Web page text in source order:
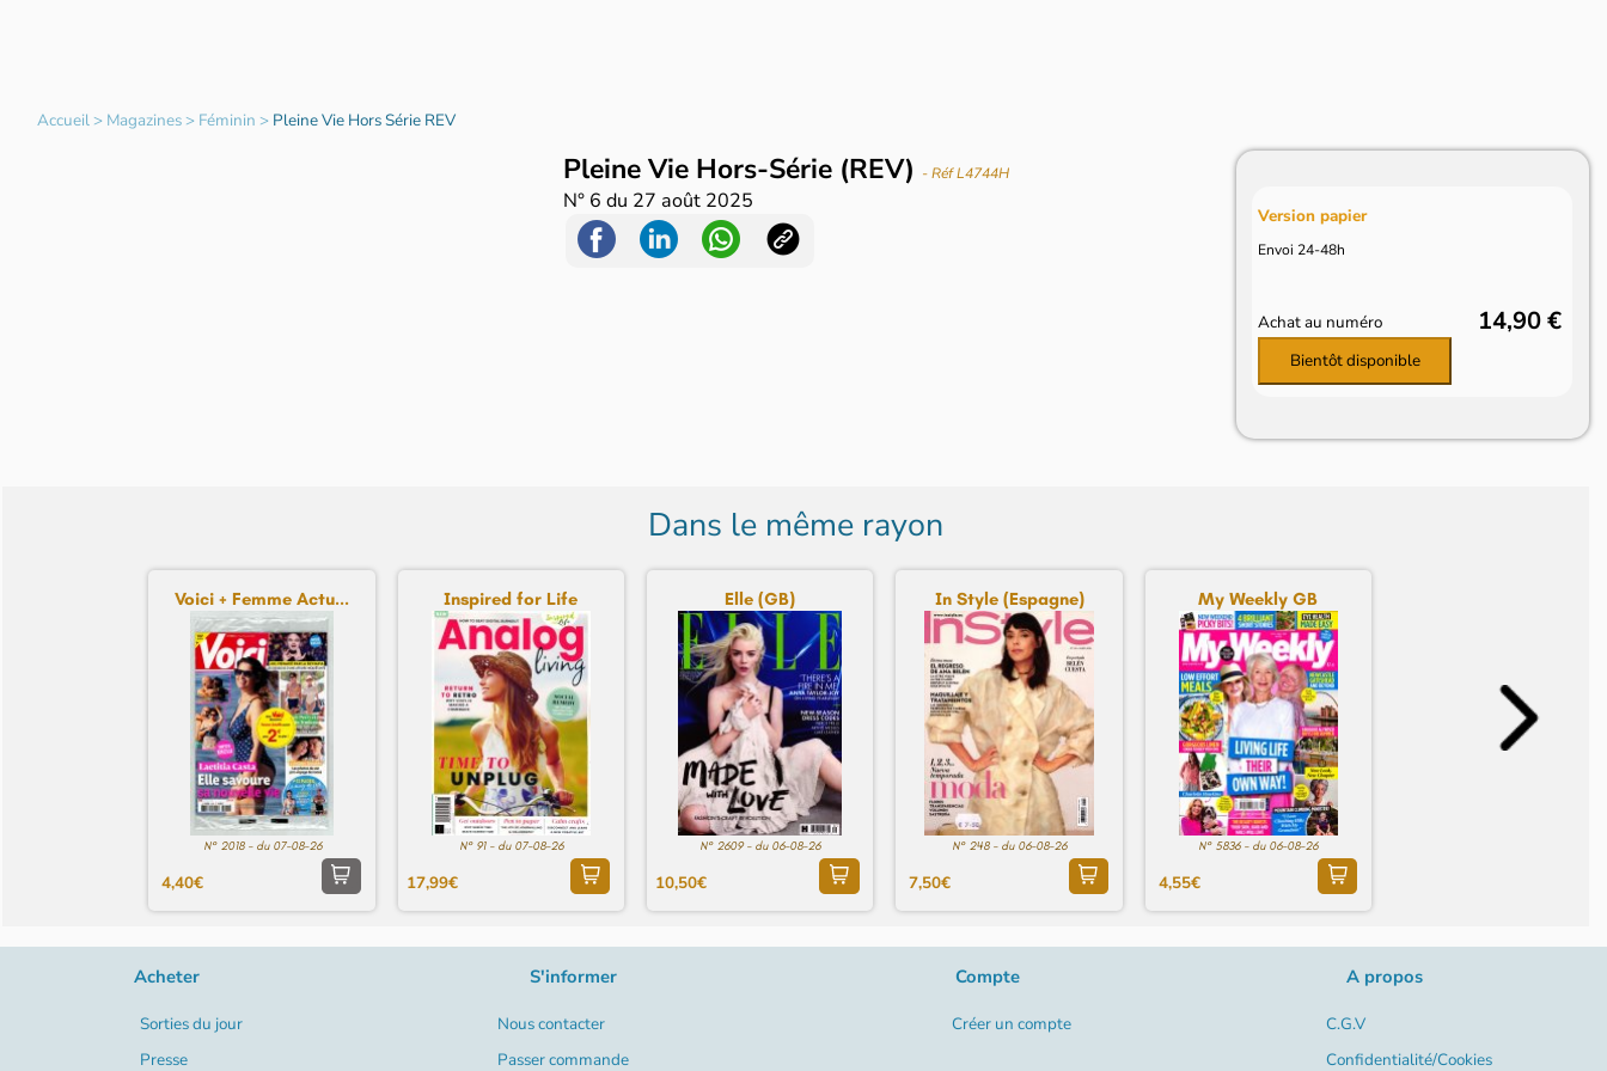
Accueil> Magazines> Féminin > Pleine Vie Hors Série REV
Pleine Vie Hors-Série (REV) - Réf L4744H
N° 6 du 27 août 2025
Version papier
Envoi 24-48h
Achat au numéro 14,90 €
Bientôt disponible
Dans le même rayon
Voici + Femme Actu...
N° 2018 - du 07-08-26
4,40€
Inspired for Life
N° 91 - du 07-08-26
17,99€
Elle (GB)
N° 2609 - du 06-08-26
10,50€
In Style (Espagne)
N° 248 - du 06-08-26
7,50€
My Weekly GB
N° 5836 - du 06-08-26
4,55€
Acheter
Sorties du jour
Presse
S'informer
Nous contacter
Passer commande
Compte
Créer un compte
A propos
C.G.V
Confidentialité/Cookies